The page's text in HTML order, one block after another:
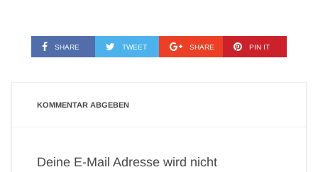
SHARE TWEET SHARE PIN IT
KOMMENTAR ABGEBEN
Deine E-Mail Adresse wird nicht